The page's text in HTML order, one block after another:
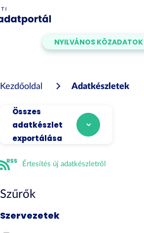
NYILVÁNOS KÖZADATOK
Kezdőoldal Adatkészletek
Összes
adatkészlet
exportálása
Értesítés új adatkészletről
Szűrők
Szervezetek